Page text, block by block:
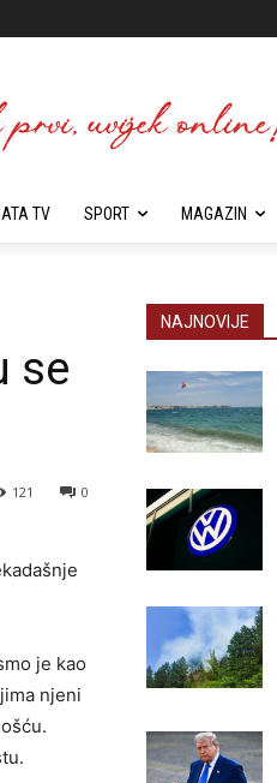
TV SPORT MAGAZIN
se
0
121
je kao
njeni
NAJNOVIJE